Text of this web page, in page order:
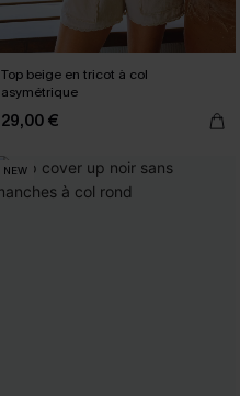
Top beige en tricot à col
asymétrique
29,00 €
NEW